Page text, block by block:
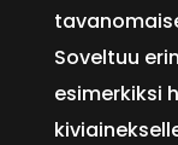
Soveltuu
esimerkiksi